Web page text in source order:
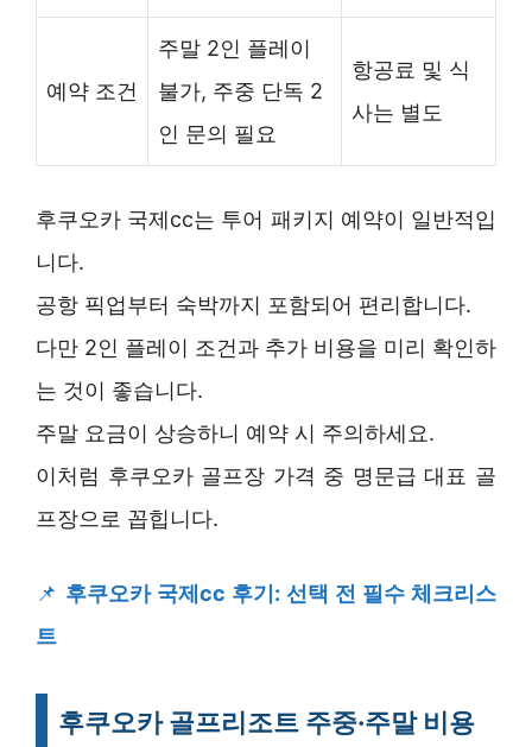
예약 조건
주말 2인 플레이
불가, 주중 단독 2
인 문의 필요
항공료 및 식
사는 별도
후쿠오카 국제cc는 투어 패키지 예약이 일반적입
니다.
공항 픽업부터 숙박까지 포함되어 편리합니다.
다만 2인 플레이 조건과 추가 비용을 미리 확인하
는 것이 좋습니다.
주말 요금이 상승하니 예약 시 주의하세요.
이처럼 후쿠오카 골프장 가격 중 명문급 대표 골
프장으로 꼽힙니다.
📌 후쿠오카 국제cc 후기: 선택 전 필수 체크리스
트
후쿠오카 골프리조트 주중·주말 비용